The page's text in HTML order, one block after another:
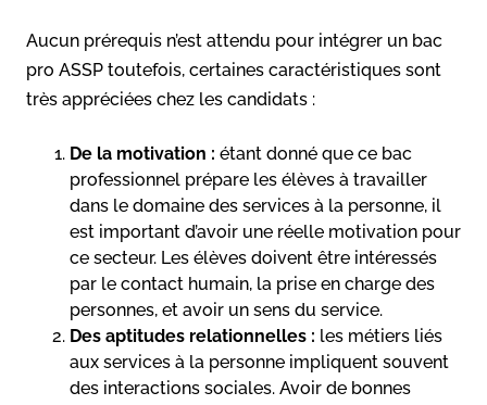
Aucun prérequis n’est attendu pour intégrer un bac
pro ASSP toutefois, certaines caractéristiques sont
très appréciées chez les candidats :
De la motivation : étant donné que ce bac
professionnel prépare les élèves à travailler
dans le domaine des services à la personne, il
est important d’avoir une réelle motivation pour
ce secteur. Les élèves doivent être intéressés
par le contact humain, la prise en charge des
personnes, et avoir un sens du service.
Des aptitudes relationnelles : les métiers liés
aux services à la personne impliquent souvent
des interactions sociales. Avoir de bonnes